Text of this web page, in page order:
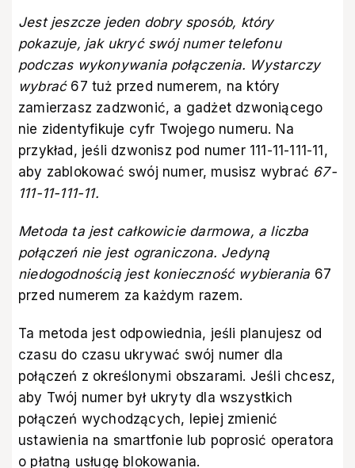
Jest jeszcze jeden dobry sposób, który
pokazuje, jak ukryć swój numer telefonu
podczas wykonywania połączenia. Wystarczy
wybrać 67 tuż przed numerem, na który
zamierzasz zadzwonić, a gadżet dzwoniącego
nie zidentyfikuje cyfr Twojego numeru. Na
przykład, jeśli dzwonisz pod numer 111-11-111-11,
aby zablokować swój numer, musisz wybrać 67-
111-11-111-11.
Metoda ta jest całkowicie darmowa, a liczba
połączeń nie jest ograniczona. Jedyną
niedogodnością jest konieczność wybierania 67
przed numerem za każdym razem.
Ta metoda jest odpowiednia, jeśli planujesz od
czasu do czasu ukrywać swój numer dla
połączeń z określonymi obszarami. Jeśli chcesz,
aby Twój numer był ukryty dla wszystkich
połączeń wychodzących, lepiej zmienić
ustawienia na smartfonie lub poprosić operatora
o płatną usługę blokowania.